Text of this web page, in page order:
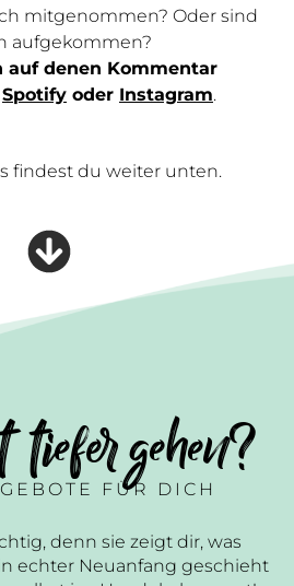
mitgenommen? Oder sind
aufgekommen?
auf denen Kommentar
Spotify oder Instagram.
findest du weiter unten.
gehen?
FÜR DICH
denn sie zeigt dir, was
echter Neuanfang geschieht